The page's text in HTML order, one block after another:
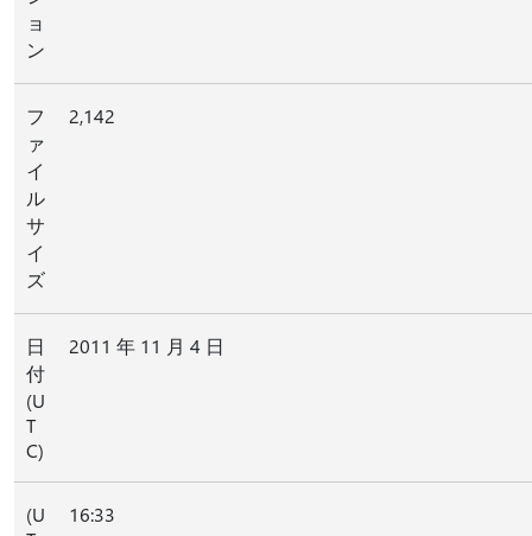
ョ
ン
フ
ァ
イ
ル
サ
イ
ズ
2,142
日
付
(U
T
C)
2011 年 11 月 4 日
(U
16:33